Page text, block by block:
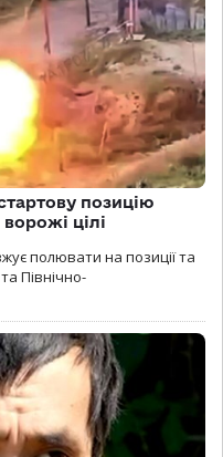
позицію
цілі
полювати на позиції та
Північно-